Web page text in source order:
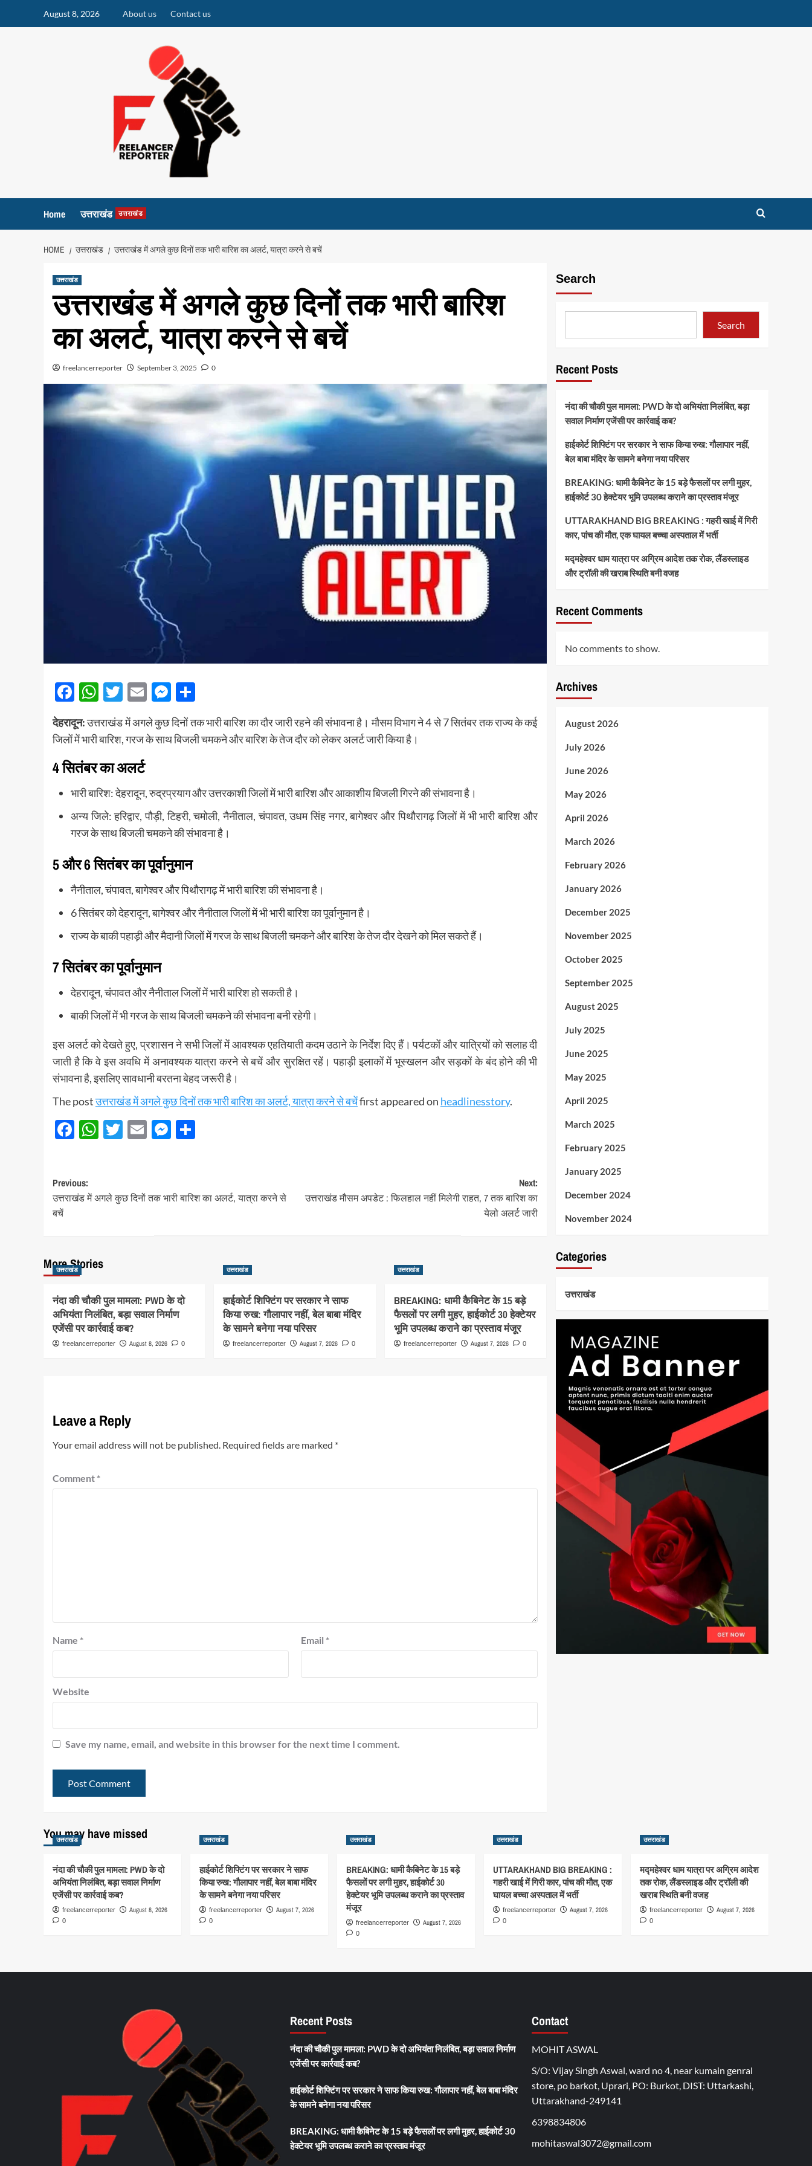
August 8, 2026 About us Contact us
Home उत्तराखंड उत्तराखंड
HOME उत्तराखंड उत्तराखंड में अगले कुछ दिनों तक भारी बारिश का अलर्ट, यात्रा करने से बचें
उत्तराखंड
उत्तराखंड में अगले कुछ दिनों तक भारी बारिश
का अलर्ट, यात्रा करने से बचें
freelancerreporter September 3, 2025 0
Facebook
WhatsApp
Twitter
EmailMessenger
देहरादून:उत्तराखंड में अगले कुछ दिनों तक भारी बारिश का दौर जारी रहने की संभावना है। मौसम विभाग ने 4 से 7 सितंबर तक राज्य के कई
जिलों में भारी बारिश, गरज के साथ बिजली चमकने और बारिश के तेज दौर को लेकर अलर्ट जारी किया है।
4 सितंबर का अलर्ट
भारी बारिश: देहरादून, रुद्रप्रयाग और उत्तरकाशी जिलों में भारी बारिश और आकाशीय बिजली गिरने की संभावना है।
अन्य जिले: हरिद्वार, पौड़ी, टिहरी, चमोली, नैनीताल, चंपावत, उधम सिंह नगर, बागेश्वर और पिथौरागढ़ जिलों में भी भारी बारिश और
गरज के साथ बिजली चमकने की संभावना है।
5 और 6 सितंबर का पूर्वानुमान
नैनीताल, चंपावत, बागेश्वर और पिथौरागढ़ में भारी बारिश की संभावना है।
6 सितंबर को देहरादून, बागेश्वर और नैनीताल जिलों में भी भारी बारिश का पूर्वानुमान है।
राज्य के बाकी पहाड़ी और मैदानी जिलों में गरज के साथ बिजली चमकने और बारिश के तेज दौर देखने को मिल सकते हैं।
7 सितंबर का पूर्वानुमान
देहरादून, चंपावत और नैनीताल जिलों में भारी बारिश हो सकती है।
बाकी जिलों में भी गरज के साथ बिजली चमकने की संभावना बनी रहेगी।
इस अलर्ट को देखते हुए, प्रशासन ने सभी जिलों में आवश्यक एहतियाती कदम उठाने के निर्देश दिए हैं। पर्यटकों और यात्रियों को सलाह दी
जाती है कि वे इस अवधि में अनावश्यक यात्रा करने से बचें और सुरक्षित रहें। पहाड़ी इलाकों में भूस्खलन और सड़कों के बंद होने की भी
संभावना है, इसलिए सावधानी बरतना बेहद जरूरी है।
The postउत्तराखंड में अगले कुछ दिनों तक भारी बारिश का अलर्ट, यात्रा करने से बचेंfirst appeared on headlinesstory.
Facebook
WhatsApp
Twitter
EmailMessenger
Post
navigation
Previous:
उत्तराखंड में अगले कुछ दिनों तक भारी बारिश का अलर्ट, यात्रा करने से
बचें
Next:
उत्तराखंड मौसम अपडेट : फिलहाल नहीं मिलेगी राहत, 7 तक बारिश का
येलो अलर्ट जारी
More Stories
उत्तराखंड
नंदा की चौकी पुल मामला: PWD के दो
अभियंता निलंबित, बड़ा सवाल निर्माण
एजेंसी पर कार्रवाई कब?
freelancerreporter August 8, 2026 0
उत्तराखंड
हाईकोर्ट शिफ्टिंग पर सरकार ने साफ
किया रुख: गौलापार नहीं, बेल बाबा मंदिर
के सामने बनेगा नया परिसर
freelancerreporter August 7, 2026 0
उत्तराखंड
BREAKING: धामी कैबिनेट के 15 बड़े
फैसलों पर लगी मुहर, हाईकोर्ट 30 हेक्टेयर
भूमि उपलब्ध कराने का प्रस्ताव मंजूर
freelancerreporter August 7, 2026 0
Leave a Reply
Your email address will not be published. Required fields are marked *
Comment *
Name * Email *
Website
Save my name, email, and website in this browser for the next time I comment.
Search
Search
Recent Posts
नंदा की चौकी पुल मामला: PWD के दो अभियंता निलंबित, बड़ा
सवाल निर्माण एजेंसी पर कार्रवाई कब?
हाईकोर्ट शिफ्टिंग पर सरकार ने साफ किया रुख: गौलापार नहीं,
बेल बाबा मंदिर के सामने बनेगा नया परिसर
BREAKING: धामी कैबिनेट के 15 बड़े फैसलों पर लगी मुहर,
हाईकोर्ट 30 हेक्टेयर भूमि उपलब्ध कराने का प्रस्ताव मंजूर
UTTARAKHAND BIG BREAKING : गहरी खाई में गिरी
कार, पांच की मौत, एक घायल बच्चा अस्पताल में भर्ती
मद्महेश्वर धाम यात्रा पर अग्रिम आदेश तक रोक, लैंडस्लाइड
और ट्रॉली की खराब स्थिति बनी वजह
Recent Comments
No comments to show.
Archives
August 2026
July 2026
June 2026
May 2026
April 2026
March 2026
February 2026
January 2026
December 2025
November 2025
October 2025
September 2025
August 2025
July 2025
June 2025
May 2025
April 2025
March 2025
February 2025
January 2025
December 2024
November 2024
Categories
उत्तराखंड
You may have missed
उत्तराखंड
नंदा की चौकी पुल मामला: PWD के दो
अभियंता निलंबित, बड़ा सवाल निर्माण
एजेंसी पर कार्रवाई कब?
freelancerreporter August 8, 2026
0
उत्तराखंड
हाईकोर्ट शिफ्टिंग पर सरकार ने साफ
किया रुख: गौलापार नहीं, बेल बाबा मंदिर
के सामने बनेगा नया परिसर
freelancerreporter August 7, 2026
0
उत्तराखंड
BREAKING: धामी कैबिनेट के 15 बड़े
फैसलों पर लगी मुहर, हाईकोर्ट 30
हेक्टेयर भूमि उपलब्ध कराने का प्रस्ताव
मंजूर
freelancerreporter August 7, 2026
0
उत्तराखंड
UTTARAKHAND BIG BREAKING :
गहरी खाई में गिरी कार, पांच की मौत, एक
घायल बच्चा अस्पताल में भर्ती
freelancerreporter August 7, 2026
0
उत्तराखंड
मद्महेश्वर धाम यात्रा पर अग्रिम आदेश
तक रोक, लैंडस्लाइड और ट्रॉली की
खराब स्थिति बनी वजह
freelancerreporter August 7, 2026
0
Recent Posts
नंदा की चौकी पुल मामला: PWD के दो अभियंता निलंबित, बड़ा सवाल निर्माण
एजेंसी पर कार्रवाई कब?
हाईकोर्ट शिफ्टिंग पर सरकार ने साफ किया रुख: गौलापार नहीं, बेल बाबा मंदिर
के सामने बनेगा नया परिसर
BREAKING: धामी कैबिनेट के 15 बड़े फैसलों पर लगी मुहर, हाईकोर्ट 30
हेक्टेयर भूमि उपलब्ध कराने का प्रस्ताव मंजूर
Contact
MOHIT ASWAL
S/O: Vijay Singh Aswal, ward no 4, near kumain genral
store, po barkot, Uprari, PO: Burkot, DIST: Uttarkashi,
Uttarakhand-249141
6398834806
mohitaswal3072@gmail.com